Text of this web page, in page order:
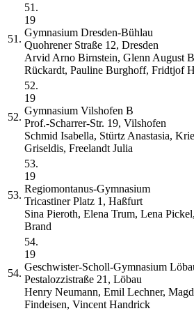
51.
51.
19
Gymnasium Dresden-Bühlau
Quohrener Straße 12, Dresden
Arvid Arno Birnstein, Glenn August
Rückardt, Pauline Burghoff, Fridtjof
52.
52.
19
Gymnasium Vilshofen B
Prof.-Scharrer-Str. 19, Vilshofen
Schmid Isabella, Stürtz Anastasia,
Griseldis, Freelandt Julia
53.
53.
19
Regiomontanus-Gymnasium
Tricastiner Platz 1, Haßfurt
Sina Pieroth, Elena Trum, Lena
Brand
54.
54.
19
Geschwister-Scholl-Gymnasium
Pestalozzistraße 21, Löbau
Henry Neumann, Emil Lechner,
Findeisen, Vincent Handrick